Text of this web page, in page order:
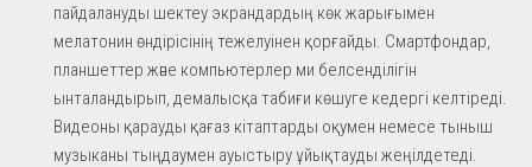
пайдалануды шектеу экрандардың көк жарығымен
мелатонин өндірісінің тежелуінен қорғайды. Смартфондар,
планшеттер және компьютерлер ми белсенділігін
ынталандырып, демалысқа табиғи көшуге кедергі келтіреді.
Видеоны қарауды қағаз кітаптарды оқумен немесе тыныш
музыканы тыңдаумен ауыстыру ұйықтауды жеңілдетеді.